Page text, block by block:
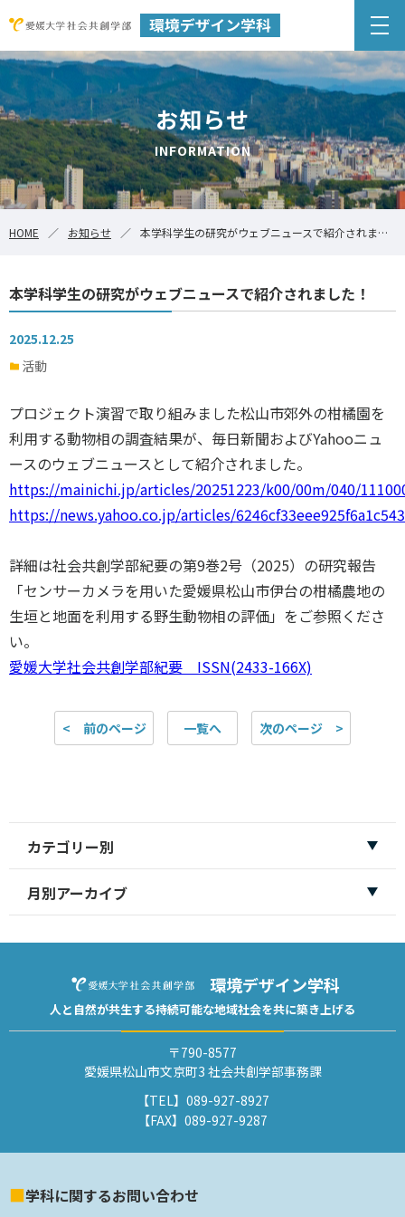
お知らせ
INFORMATION
HOME お知らせ 本学科学生の研究がウェブニュースで紹介されました！
本学科学生の研究がウェブニュースで紹介されました！
2025.12.25
活動
プロジェクト演習で取り組みました松山市郊外の柑橘園を
利用する動物相の調査結果が、毎日新聞およびYahooニュ
ースのウェブニュースとして紹介されました。
https://mainichi.jp/articles/20251223/k00/00m/040/
https://news.yahoo.co.jp/articles/
詳細は社会共創学部紀要の第9巻2号（2025）の研究報告
「センサーカメラを用いた愛媛県松山市伊台の柑橘農地の
生垣と地面を利用する野生動物相の評価」をご参照くださ
い。
愛媛大学社会共創学部紀要 ISSN(2433-166X)
< 前のページ 一覧へ 次のページ >
カテゴリー別
月別アーカイブ
環境デザイン学科
人と自然が共生する持続可能な地域社会を共に築き上げる
〒790-8577
愛媛県松山市文京町3 社会共創学部事務課
【TEL】 089-927-8927
【FAX】 089-927-9287
学科に関するお問い合わせ